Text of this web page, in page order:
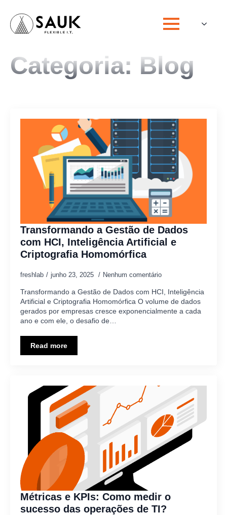
Categoria: Blog
Transformando a Gestão de Dados
com HCI, Inteligência Artificial e
Criptografia Homomórfica
freshlab junho 23, 2025 Nenhum comentário
Transformando a Gestão de Dados com HCI, Inteligência
Artificial e Criptografia Homomórfica O volume de dados
gerados por empresas cresce exponencialmente a cada
ano e com ele, o desafio de…
Read more
Métricas e KPIs: Como medir o
sucesso das operações de TI?